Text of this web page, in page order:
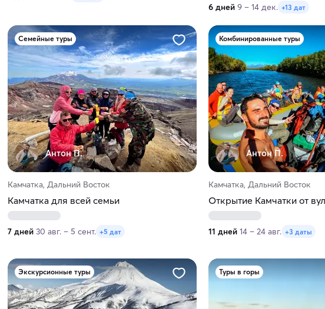
6 дней 9 – 14 дек. +13 дат
Семейные туры
Антон П.
Камчатка, Дальний Восток
Камчатка для всей семьи
7 дней 30 авг. – 5 сент. +5 дат
Комбинированные туры
Антон П.
Камчатка, Дальний Восток
Открытие Камчатки от
11 дней 14 – 24 авг. +3 даты
Экскурсионные туры Туры в горы